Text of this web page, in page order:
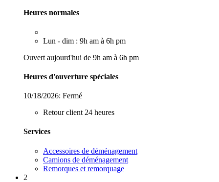
Heures normales
Lun - dim : 9h am à 6h pm
Ouvert aujourd'hui de 9h am à 6h pm
Heures d'ouverture spéciales
10/18/2026: Fermé
Retour client 24 heures
Services
Accessoires de déménagement
Camions de déménagement
Remorques et remorquage
2